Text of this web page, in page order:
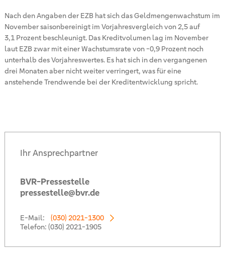
Nach den Angaben der EZB hat sich das Geldmengenwachstum im
November saisonbereinigt im Vorjahresvergleich von 2,5 auf
3,1 Prozent beschleunigt. Das Kreditvolumen lag im November
laut EZB zwar mit einer Wachstumsrate von -0,9 Prozent noch
unterhalb des Vorjahreswertes. Es hat sich in den vergangenen
drei Monaten aber nicht weiter verringert, was für eine
anstehende Trendwende bei der Kreditentwicklung spricht.
Ihr Ansprechpartner
BVR-Pressestelle
pressestelle@bvr.de
E-Mail:
(030) 2021-1300
Telefon: (030) 2021-1905